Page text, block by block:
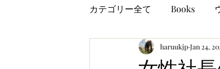
カテゴリー全て Books
世界情勢 イギリス生活
haruukjp Jan 24,